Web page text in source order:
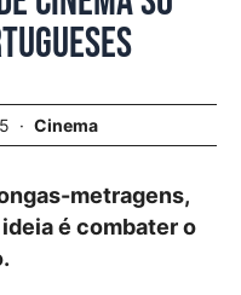
Cinema
metragens,
é combater o